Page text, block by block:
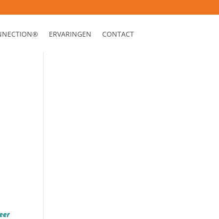
ERVARINGEN CONTACT